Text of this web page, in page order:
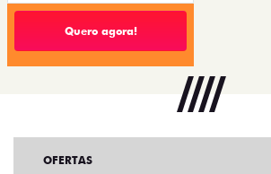
Quero agora!
OFERTAS